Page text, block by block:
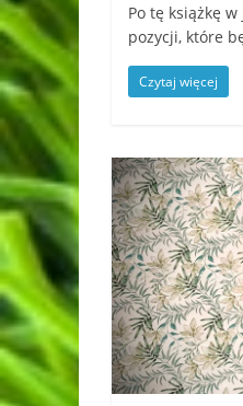
Po tę książkę
pozycji, które
Czytaj więcej